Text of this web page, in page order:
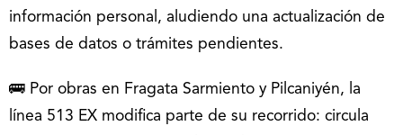
información personal, aludiendo una actualización de
bases de datos o trámites pendientes.
🚌 Por obras en Fragata Sarmiento y Pilcaniyén, la
línea 513 EX modifica parte de su recorrido: circula